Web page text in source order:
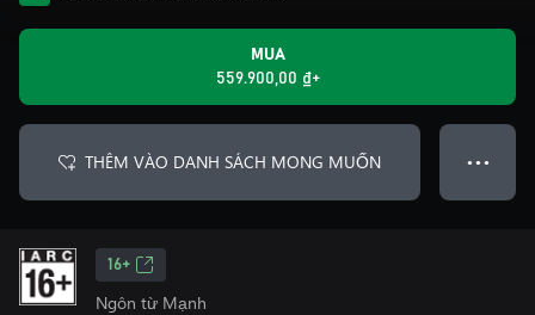
MUA
559.900,00 ₫+
THÊM VÀO DANH SÁCH MONG MUỐN ● ● ●
16+
Ngôn từ Mạnh